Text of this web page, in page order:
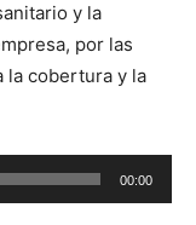
y la
por las
la cobertura y la
00:00